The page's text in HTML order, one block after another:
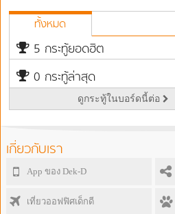
ทั้งหมด
5 กระทู้ยอดฮิต
0 กระทู้ล่าสุด
ดูกระทู้ในบอร์ดนี้ต่อ
เกี่ยวกับเรา
App ของ Dek-D
เที่ยวออฟฟิศเด็กดี